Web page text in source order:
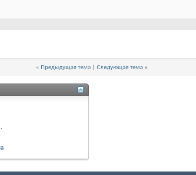
« Предыдущая тема Следующая тема »